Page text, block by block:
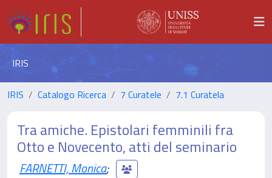
IRIS
IRIS Catalogo Ricerca 7 Curatele 7.1 Curatela
Tra amiche. Epistolari femminili fra
Otto e Novecento, atti del seminario
FARNETTI, Monica;